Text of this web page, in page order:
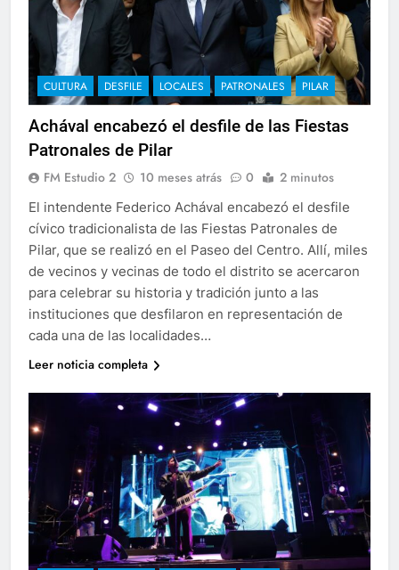
CULTURA DESFILE LOCALES PATRONALES PILAR
Achával encabezó el desfile de las Fiestas
Patronales de Pilar
FM Estudio 2 10 meses atrás 0 2 minutos
El intendente Federico Achával encabezó el desfile
cívico tradicionalista de las Fiestas Patronales de
Pilar, que se realizó en el Paseo del Centro. Allí, miles
de vecinos y vecinas de todo el distrito se acercaron
para celebrar su historia y tradición junto a las
instituciones que desfilaron en representación de
cada una de las localidades…
Leer noticia completa